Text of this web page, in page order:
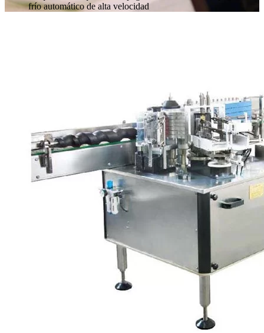
frío automático de alta velocidad